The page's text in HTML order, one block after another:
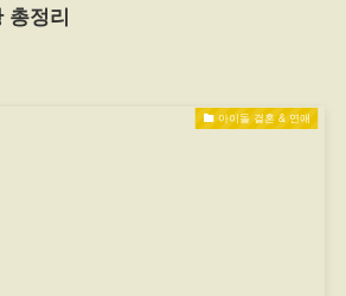
총정리
아이돌 결혼 & 연애